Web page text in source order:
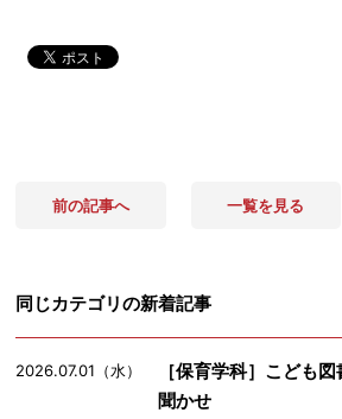
前の記事へ 一覧を見る
同じカテゴリの新着記事
2026.07.01（水）
［保育学科］こども
聞かせ